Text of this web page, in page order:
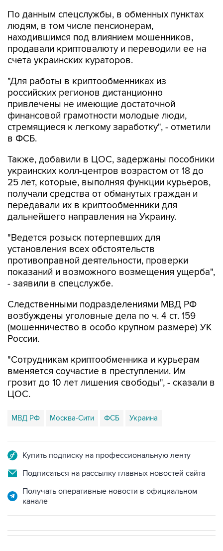
По данным спецслужбы, в обменных пунктах
людям, в том числе пенсионерам,
находившимся под влиянием мошенников,
продавали криптовалюту и переводили ее на
счета украинских кураторов.
"Для работы в криптообменниках из
российских регионов дистанционно
привлечены не имеющие достаточной
финансовой грамотности молодые люди,
стремящиеся к легкому заработку", - отметили
в ФСБ.
Также, добавили в ЦОС, задержаны пособники
украинских колл-центров возрастом от 18 до
25 лет, которые, выполняя функции курьеров,
получали средства от обманутых граждан и
передавали их в криптообменники для
дальнейшего направления на Украину.
"Ведется розыск потерпевших для
установления всех обстоятельств
противоправной деятельности, проверки
показаний и возможного возмещения ущерба",
- заявили в спецслужбе.
Следственными подразделениями МВД РФ
возбуждены уголовные дела по ч. 4 ст. 159
(мошенничество в особо крупном размере) УК
России.
"Сотрудникам криптообменника и курьерам
вменяется соучастие в преступлении. Им
грозит до 10 лет лишения свободы", - сказали в
ЦОС.
МВД РФ Москва-Сити ФСБ Украина
Купить подписку на профессиональную ленту
Подписаться на рассылку главных новостей сайта
Получать оперативные новости в официальном
канале